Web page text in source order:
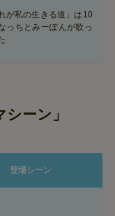
れが私の生きる道」は10
っちとみーぽんが歌っ
ーン」
登場シーン